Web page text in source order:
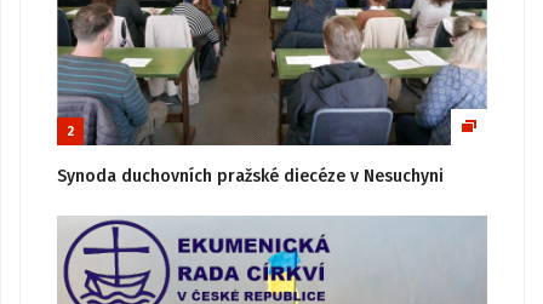
2
Synoda duchovních pražské diecéze v Nesuchyni